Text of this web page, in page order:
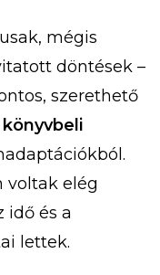
mégis
döntések –
szerethető
könyvbeli
voltak elég
idő és a
lettek.